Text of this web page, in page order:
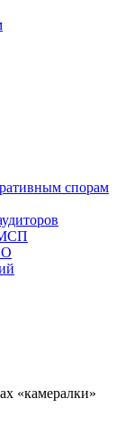
спорам
МСП
«камералки»